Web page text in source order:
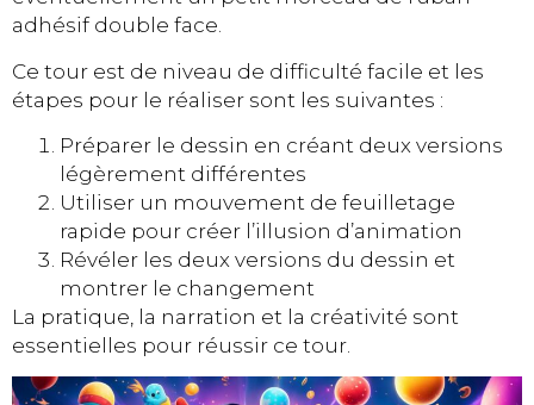
adhésif double face.
Ce tour est de niveau de difficulté facile et les
étapes pour le réaliser sont les suivantes :
Préparer le dessin en créant deux versions
légèrement différentes
Utiliser un mouvement de feuilletage
rapide pour créer l’illusion d’animation
Révéler les deux versions du dessin et
montrer le changement
La pratique, la narration et la créativité sont
essentielles pour réussir ce tour.